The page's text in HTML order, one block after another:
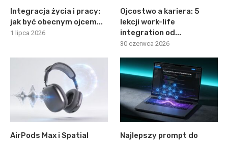
Integracja życia i pracy:
jak być obecnym ojcem...
1 lipca 2026
Ojcostwo a kariera: 5
lekcji work-life
integration od...
30 czerwca 2026
AirPods Max i Spatial
Najlepszy prompt do